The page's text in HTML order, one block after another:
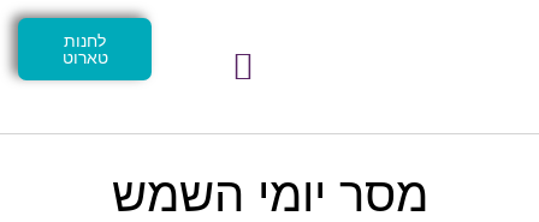
לחנות
טארוט
מסר יומי השמש